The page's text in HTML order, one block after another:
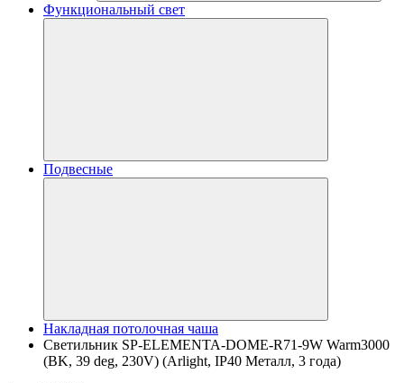
Функциональный свет
Подвесные
Накладная потолочная чаша
Светильник SP-ELEMENTA-DOME-R71-9W Warm3000
(BK, 39 deg, 230V) (Arlight, IP40 Металл, 3 года)